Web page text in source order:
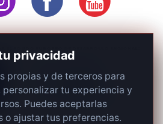
privacidad
propias y de terceros para
tu experiencia y
Puedes aceptarlas
o ajustar tus preferencias.